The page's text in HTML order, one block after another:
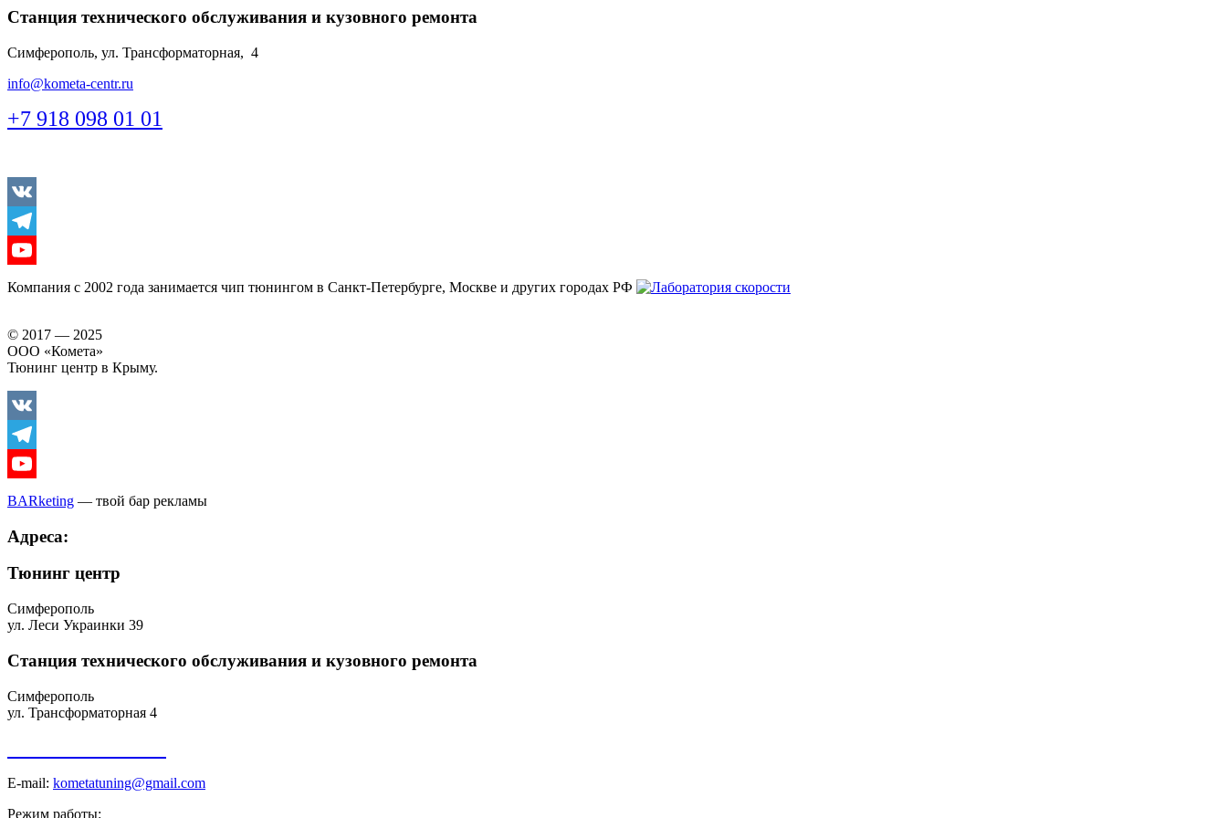
Станция технического обслуживания и кузовного ремонта
Симферополь, ул. Трансформаторная, 4
info@kometa-centr.ru
+7 918 098 01 01
Vkontakte
Telegram
Youtube
Компания с 2002 года занимается чип тюнингом в Санкт-Петербурге, Москве и других городах РФ
© 2017 — 2025
ООО «Комета»
Тюнинг центр в Крыму.
Vkontakte
Telegram
Youtube
BARketing — твой бар рекламы
Адреса:
Тюнинг центр
Симферополь
ул. Леси Украинки 39
Станция технического обслуживания и кузовного ремонта
Симферополь
ул. Трансформаторная 4
E-mail: kometatuning@gmail.com
Режим работы: